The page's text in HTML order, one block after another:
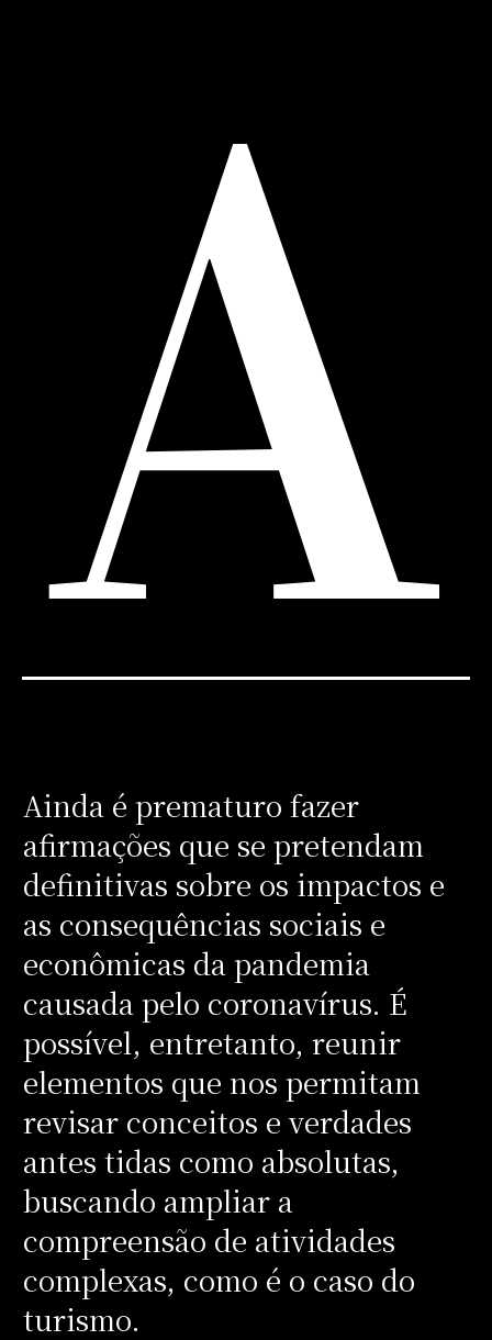
A
Ainda é prematuro fazer
afirmações que se pretendam
definitivas sobre os impactos e
as consequências sociais e
econômicas da pandemia
causada pelo coronavírus. É
possível, entretanto, reunir
elementos que nos permitam
revisar conceitos e verdades
antes tidas como absolutas,
buscando ampliar a
compreensão de atividades
complexas, como é o caso do
turismo.